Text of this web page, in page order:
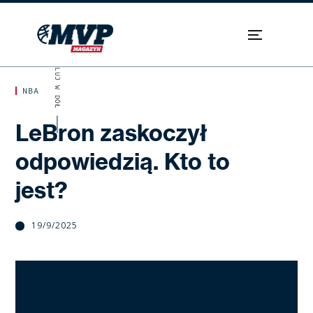
NBA
LeBron zaskoczył
odpowiedzią. Kto to
jest?
19/9/2025
SKROLUJ W DÓŁ